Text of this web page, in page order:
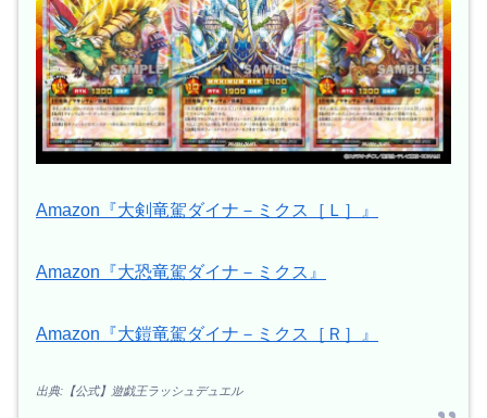
Amazon『大剣竜駕ダイナ－ミクス［Ｌ］』
Amazon『大恐竜駕ダイナ－ミクス』
Amazon『大鎧竜駕ダイナ－ミクス［Ｒ］』
出典:【公式】遊戯王ラッシュデュエル